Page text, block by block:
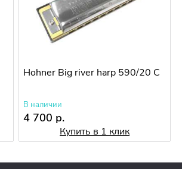
Hohner Big river harp 590/20 C
В наличии
4 700 р.
Купить в 1 клик